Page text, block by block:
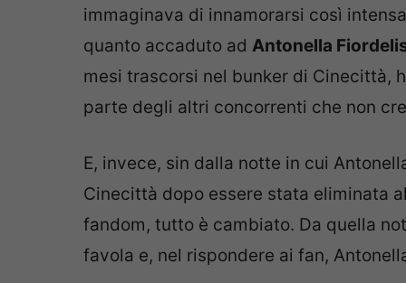
immaginava di innamorarsi così
quanto accaduto ad Antonella
mesi trascorsi nel bunker di Cinecittà,
parte degli altri concorrenti che non
E, invece, sin dalla notte in cui
Cinecittà dopo essere stata eliminata
fandom, tutto è cambiato. Da quella
favola e, nel rispondere ai fan,